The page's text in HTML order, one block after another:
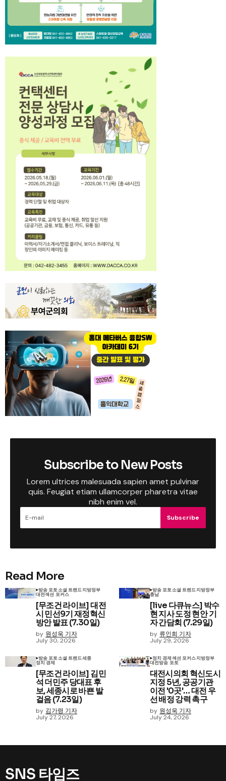
Subscribe to New Posts
Lorem ultrices malesuada sapien amet pulvinar
quis. Feugiat etiam ullamcorper pharetra vitae
nibh enim vel.
Subscribe
Read More
방송 포토소셜 트렌드지방정부
대전섹션 포커스
[무조건 라이브] 대전
시 민선9기 재정혁신
방안 발표 (7.30일)
by 원성욱 기자
July 30, 2026
방송 포토소셜 트렌드지방정부
충남
[live 다큐뉴스] 박수
현 지사 도정 현안 기
자 간담회 (7.29일)
by 류인희 기자
July 29, 2026
방송 포토소셜 트렌드세종
정치 경제
[무조건 라이브] 김민
석 더민주 당대표 후
보, 세종시로 바쁜 발
걸음 (7.23일)
by 김가령 기자
July 27, 2026
정치 경제섹션 포커스지방정부
대전방송 포토
대전시의회 혁신도시
지정 5년, 공공기관
이전 '0곳'… 대전 우
선 배정 강력 촉구
by 원성욱 기자
July 24, 2026
SNS 타임즈